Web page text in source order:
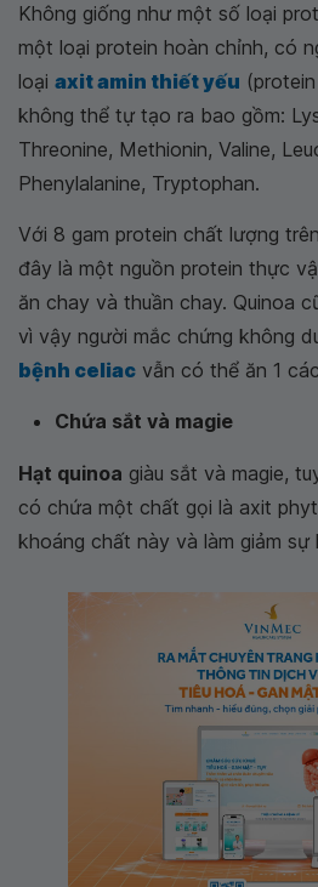
Không giống như một số loại
một loại protein hoàn chỉnh, có
loại axit amin thiết yếu
không thể tự tạo ra bao gồm:
Threonine, Methionin, Valine,
Phenylalanine, Tryptophan.
Với 8 gam protein chất lượng
đây là một nguồn protein thực
ăn chay và thuần chay. Quinoa
vì vậy người mắc chứng không
bệnh celiac vẫn có thể ăn 1
Chứa sắt và magie
Hạt quinoa giàu sắt và magie,
có chứa một chất gọi là axit
khoáng chất này và làm giảm sự